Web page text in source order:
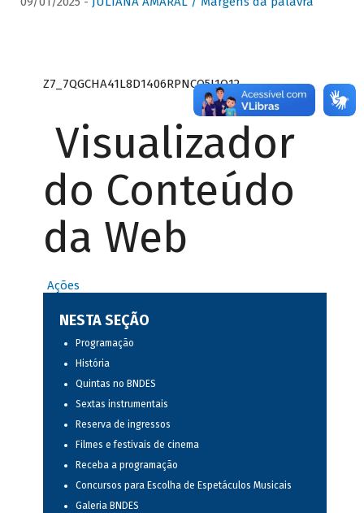
Z7_7QGCHA41L8D1406RPNCQ5J1O12
Visualizador
do Conteúdo
da Web
Ações
NESTA SEÇÃO
Programação
História
Quintas no BNDES
Sextas instrumentais
Reserva de ingressos
Filmes e festivais de cinema
Receba a programação
Concursos para Escolha de Espetáculos Musicais
Galeria BNDES